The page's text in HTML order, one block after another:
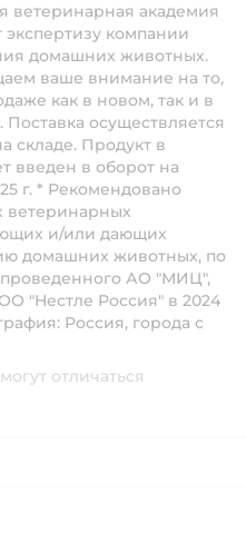
ветеринарная академия
компании
домашних животных.
ваше внимание на то,
как в новом, так и в
осуществляется
складе. Продукт в
введен в оборот на
г. * Рекомендовано
и/или дающих
домашних животных, по
проведенного АО "МИЦ",
"Нестле Россия" в 2024
Россия, города с
отличаться